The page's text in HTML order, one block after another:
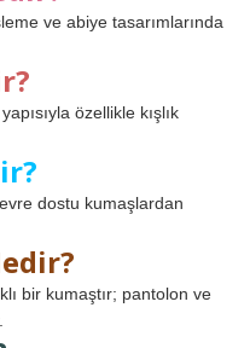
ve abiye tasarımlarında
özellikle kışlık
dostu kumaşlardan
bir kumaştır; pantolon ve